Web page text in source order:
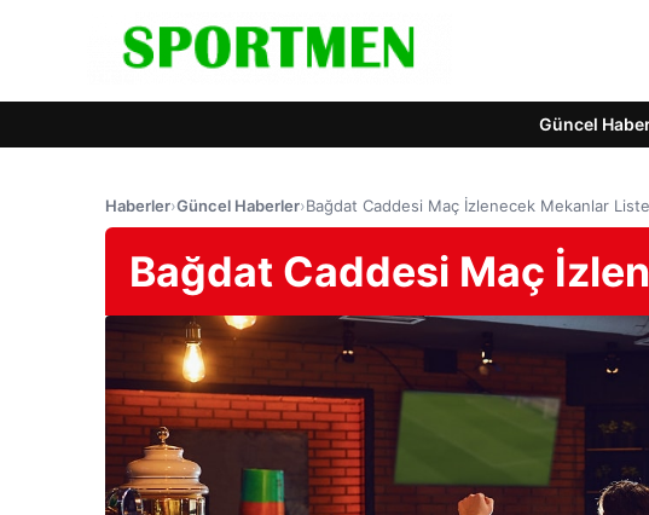
Güncel
Haberler›Güncel Haberler›Bağdat Caddesi Maç İzlenecek Mekanlar
Bağdat Caddesi Maç